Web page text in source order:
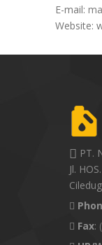
E-mail:
Website:
PT.
Jl.
Fax: